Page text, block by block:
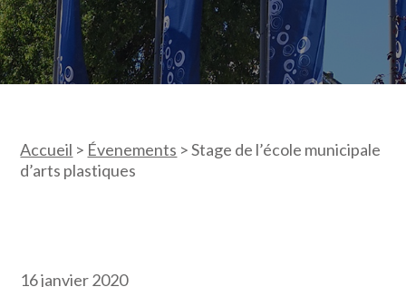
Accueil > Évenements >Stage de l’école municipale
d’arts plastiques
16 janvier 2020